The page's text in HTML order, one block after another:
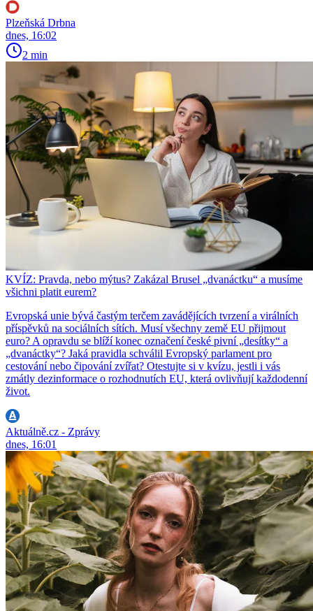
Plzeňská Drbna
dnes, 16:02
2 min
KVÍZ: Pravda, nebo mýtus? Zakázal Brusel „dvanáctku“ a musíme
všichni platit eurem?
Evropská unie bývá častým terčem zavádějících tvrzení a virálních
příspěvků na sociálních sítích. Musí všechny země EU přijmout
euro? A opravdu se blíží konec označení české pivní „desítky“ a
„dvanáctky“? Jaká pravidla schválil Evropský parlament pro
cestování nebo čipování zvířat? Otestujte si v kvízu, jestli i vás
zmátly dezinformace o rozhodnutích EU, která ovlivňují každodenní
život.
Aktuálně.cz - Zprávy
dnes, 16:01